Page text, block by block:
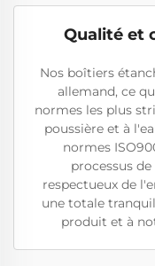
Qualité et
Nos boîtiers
allemand, ce
normes les plus
poussière et à
normes
processus
respectueux de
une totale
produit et à